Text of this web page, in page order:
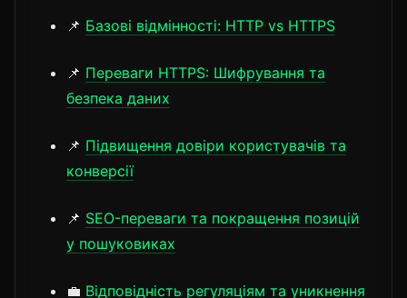
📌 Базові відмінності: HTTP vs HTTPS
📌 Переваги HTTPS: Шифрування та
безпека даних
📌 Підвищення довіри користувачів та
конверсії
📌 SEO-переваги та покращення позицій
у пошуковиках
💼 Відповідність регуляціям та уникнення